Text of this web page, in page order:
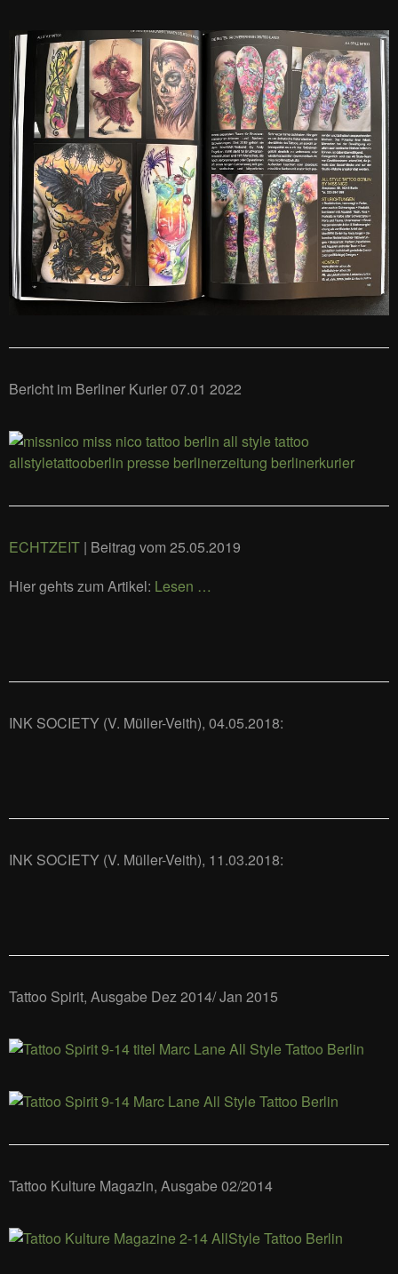
Bericht im Berliner Kurier 07.01 2022
ECHTZEIT | Beitrag vom 25.05.2019
Hier gehts zum Artikel: Lesen …
INK SOCIETY (V. Müller-Veith), 04.05.2018:
INK SOCIETY (V. Müller-Veith), 11.03.2018:
Tattoo Spirit, Ausgabe Dez 2014/ Jan 2015
Tattoo Kulture Magazin, Ausgabe 02/2014